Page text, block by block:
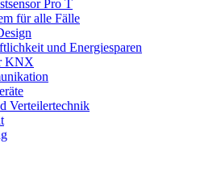
Pro T
für alle Fälle
und Energiesparen
KNX
Verteilertechnik